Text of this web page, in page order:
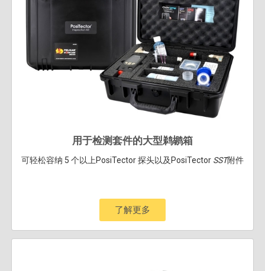
用于检测套件的大型鹈鹕箱
可轻松容纳 5 个以上PosiTector 探头以及PosiTector SST附件
了解更多